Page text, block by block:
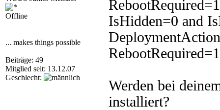
Offline
... makes things possible
Beiträge: 49
Mitglied seit: 13.12.07
Geschlecht:
IsHidden=0 and
Werden bei
installiert?